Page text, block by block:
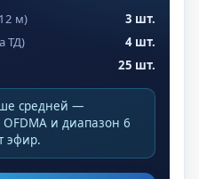
м)
3 шт.
ТД)
4 шт.
25 шт.
средней —
и диапазон 6
эфир.